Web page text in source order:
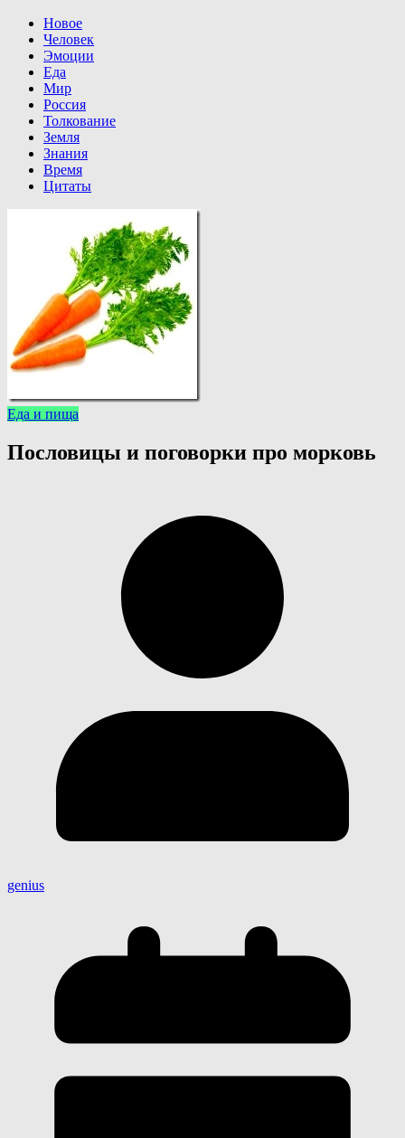
Новое
Человек
Эмоции
Еда
Мир
Россия
Толкование
Земля
Знания
Время
Цитаты
Еда и пища
Пословицы и поговорки про морковь
genius